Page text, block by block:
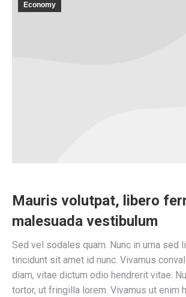
Economy
Mauris volutpat, libero
malesuada vestibulum
Sed vel sodales quam. Nunc in urna sed
tincidunt sit amet id nunc. Vivamus
diam, vitae dictum odio hendrerit vitae.
tortor, ut fringilla lorem. Vivamus ut enim